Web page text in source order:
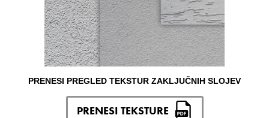
PRENESI PREGLED TEKSTUR ZAKLJUČNIH SLOJEV
PRENESI TEKSTURE